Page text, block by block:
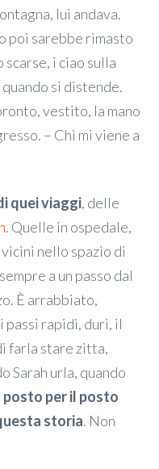
lui andava.
poi sarebbe rimasto
i ciao sulla
si distende.
vestito, la mano
– Chi mi viene a
quei viaggi, delle
. Quelle in ospedale,
nello spazio di
a un passo dal
È arrabbiato,
passi rapidi, duri, il
farla stare zitta,
Sarah urla, quando
posto per il posto
storia. Non